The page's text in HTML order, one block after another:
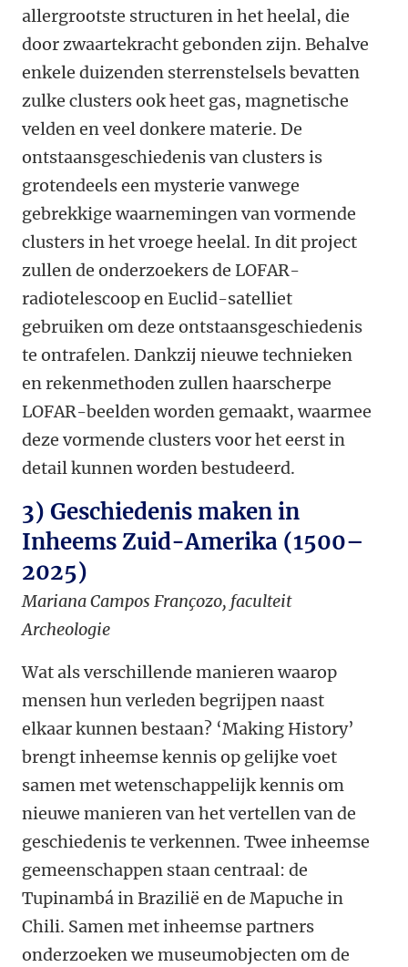
allergrootste structuren in het heelal, die
door zwaartekracht gebonden zijn. Behalve
enkele duizenden sterrenstelsels bevatten
zulke clusters ook heet gas, magnetische
velden en veel donkere materie. De
ontstaansgeschiedenis van clusters is
grotendeels een mysterie vanwege
gebrekkige waarnemingen van vormende
clusters in het vroege heelal. In dit project
zullen de onderzoekers de LOFAR-
radiotelescoop en Euclid-satelliet
gebruiken om deze ontstaansgeschiedenis
te ontrafelen. Dankzij nieuwe technieken
en rekenmethoden zullen haarscherpe
LOFAR-beelden worden gemaakt, waarmee
deze vormende clusters voor het eerst in
detail kunnen worden bestudeerd.
3) Geschiedenis maken in
Inheems Zuid-Amerika (1500–
2025)
Mariana Campos Françozo, faculteit
Archeologie
Wat als verschillende manieren waarop
mensen hun verleden begrijpen naast
elkaar kunnen bestaan? ‘Making History’
brengt inheemse kennis op gelijke voet
samen met wetenschappelijk kennis om
nieuwe manieren van het vertellen van de
geschiedenis te verkennen. Twee inheemse
gemeenschappen staan centraal: de
Tupinambá in Brazilië en de Mapuche in
Chili. Samen met inheemse partners
onderzoeken we museumobjecten om de